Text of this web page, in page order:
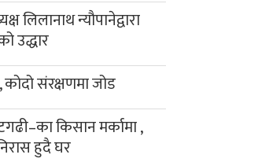
लिलानाथ न्यौपानेद्वारा
उद्धार
संरक्षणमा जोड
किसान मर्कामा ,
हुदै घर